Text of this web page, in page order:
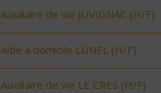
Auxiliaire de vie JUVIGNAC (H/F)
Aide à domicile LUNEL (H/F)
Auxiliaire de vie LE CRES (H/F)